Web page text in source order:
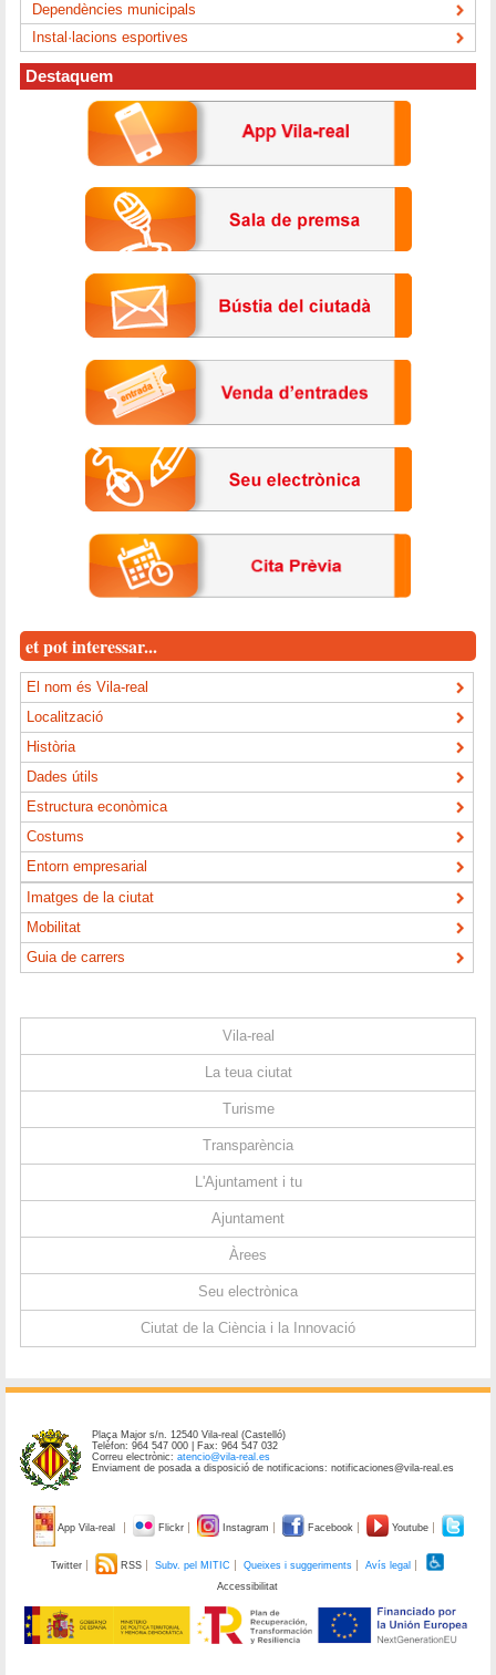
Dependències municipals
Instal·lacions esportives
Destaquem
et pot interessar...
El nom és Vila-real
Localització
Història
Dades útils
Estructura econòmica
Costums
Entorn empresarial
Imatges de la ciutat
Mobilitat
Guia de carrers
Vila-real
La teua ciutat
Turisme
Transparència
L'Ajuntament i tu
Ajuntament
Àrees
Seu electrònica
Ciutat de la Ciència i la Innovació
Plaça Major s/n. 12540 Vila-real (Castelló)
Telèfon: 964 547 000 | Fax: 964 547 032
Correu electrònic:atencio@vila-real.es
Enviament de posada a disposició de notificacions: notificaciones@vila-real.es
App Vila-real Flickr Instagram Facebook Youtube
Twitter RSS Subv. pel MITIC Queixes i suggeriments
Avís legal
Accessibilitat